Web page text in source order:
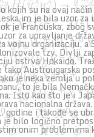
kojih su na ovaj
im je bila uzor za
je Francuska, zbog
za upravljanje
vojnu organizaciju, a
tzv. Divlji
ostrva Hokaido.
Austrougarska
je neka zemlja u
to je bila
Isto kao što je i
nacionalna
godine i takođe se
je bilo logično
onim problemima